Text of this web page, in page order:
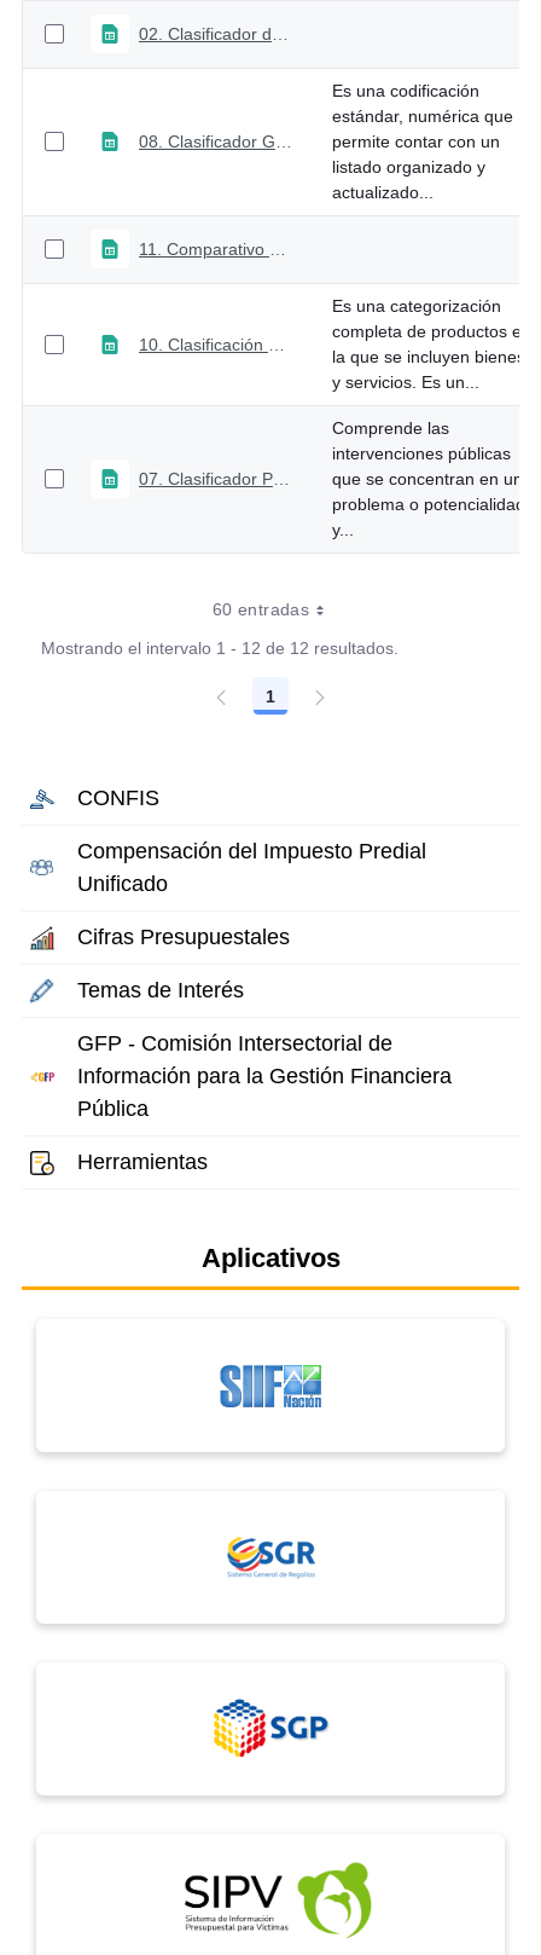
Es una codificación
estándar, numérica que
permite contar con un
listado organizado y
actualizado...
Es una categorización
completa de productos en
la que se incluyen bienes
y servicios. Es un...
07. Clasificador Programático
Comprende las
intervenciones públicas
que se concentran en un
problema o potencialidad
y...
60 entradas
Mostrando el intervalo 1 - 12 de 12 resultados.
Página
1
CONFIS
Compensación del Impuesto Predial
Unificado
Cifras Presupuestales
Temas de Interés
GFP - Comisión Intersectorial de
Información para la Gestión Financiera
Pública
Herramientas
Aplicativos